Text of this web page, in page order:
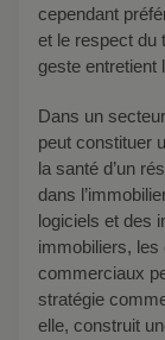
cependant
et le respect du
geste entretient
Dans un secteur d’activité commercial, la recommandation
peut constituer
la santé d’un
dans
logiciels et des
immobiliers, les
commerciaux
stratégie
elle, construit